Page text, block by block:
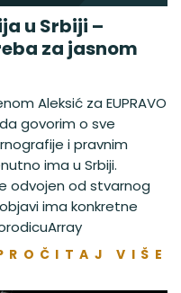
u Srbiji –
za jasnom
Aleksić za EUPRAVO
govorim o sve
i pravnim
ima u Srbiji.
odvojen od stvarnog
ima konkretne
VIŠE